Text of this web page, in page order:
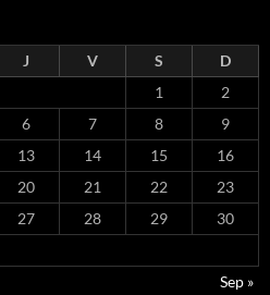
J V S
D
1
2
6 7 8
9
13 14 15
16
20 21 22
23
27 28 29
30
Sep »